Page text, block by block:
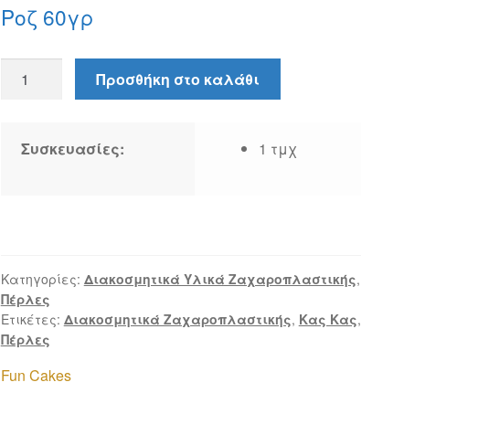
Ροζ 60γρ
Πέρλες
Ροζ
Προσθήκη στο καλάθι
Συσκευασίες: 1 τμχ
Κατηγορίες: Διακοσμητικά Υλικά Ζαχαροπλαστικής,
Πέρλες
Ετικέτες: Διακοσμητικά Ζαχαροπλαστικής, Κας Κας,
Πέρλες
Fun Cakes